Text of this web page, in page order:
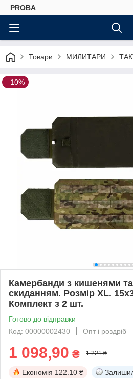
PROBA
Товари МИЛИТАРИ
–10%
Камербанди з кишенями
скиданням. Розмір XL.
Комплект з 2 шт.
Готово до відправки
Код: 00000002430
Опт і роздріб
1 098,90 ₴ 1 221 ₴
Економія 122.10 ₴